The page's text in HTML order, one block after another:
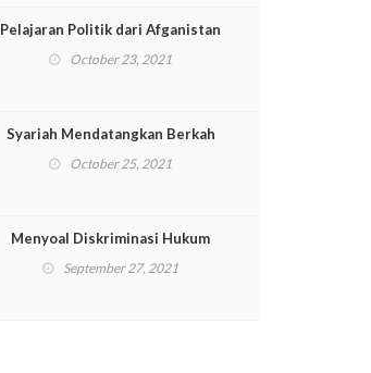
Pelajaran Politik dari Afganistan
October 23, 2021
Syariah Mendatangkan Berkah
October 25, 2021
Menyoal Diskriminasi Hukum
September 27, 2021